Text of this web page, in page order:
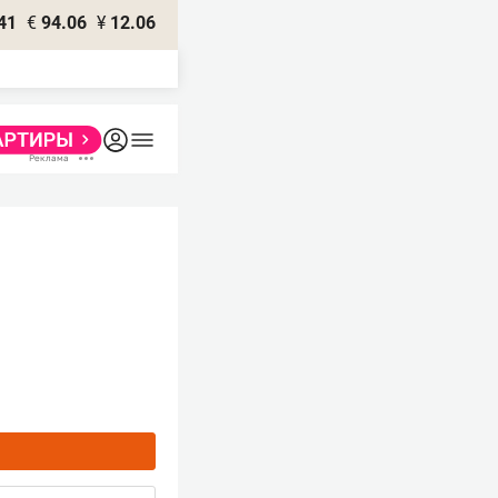
€ 94.06 ¥ 12.06